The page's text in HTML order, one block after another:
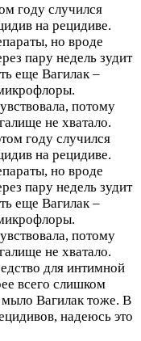
году случился
на рецидиве.
но вроде
пару недель зудит
еще Вагилак –
потому
не хватало.
году случился
на рецидиве.
но вроде
пару недель зудит
еще Вагилак –
потому
не хватало.
для интимной
всего слишком
мыло Вагилак тоже. В
надеюсь это